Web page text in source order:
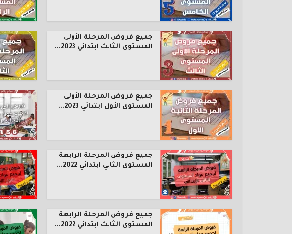
جميع فروض المرحلة الأولى
المستوى الثالث ابتدائي 2023...
جميع فروض المرحلة الأولى
المستوى الأول ابتدائي 2023...
جميع فروض المرحلة الرابعة
المستوى الثاني ابتدائي 2022...
جميع فروض المرحلة الرابعة
المستوى الثالث ابتدائي 2022...